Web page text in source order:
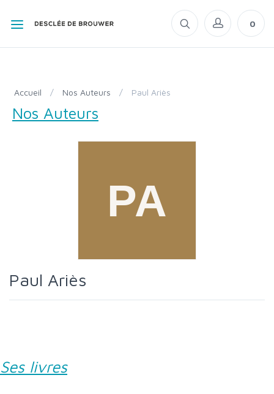
0
Accueil / Nos Auteurs / Paul Ariès
Nos Auteurs
Paul Ariès
Ses livres